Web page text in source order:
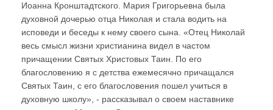
Иоанна Кронштадтского. Мария Григорьевна была
духовной дочерью отца Николая и стала водить на
исповеди и беседы к нему своего сына. «Отец Николай
весь смысл жизни христианина видел в частом
причащении Святых Христовых Таин. По его
благословению я с детства ежемесячно причащался
Святых Таин, с его благословения пошел учиться в
духовную школу», - рассказывал о своем наставнике